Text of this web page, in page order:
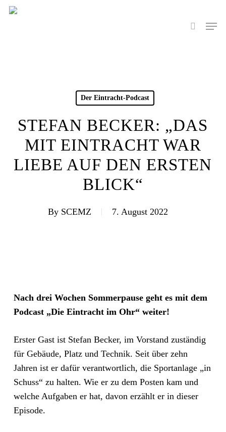
Skip
search
Menu
Der Eintracht-Podcast
STEFAN BECKER: „DAS
MIT EINTRACHT WAR
LIEBE AUF DEN ERSTEN
BLICK“
By SCEMZ 7. August 2022
Nach drei Wochen Sommerpause geht es mit dem
Podcast „Die Eintracht im Ohr“ weiter!
Erster Gast ist Stefan Becker, im Vorstand zuständig
für Gebäude, Platz und Technik. Seit über zehn
Jahren ist er dafür verantwortlich, die Sportanlage „in
Schuss“ zu halten. Wie er zu dem Posten kam und
welche Aufgaben er hat, davon erzählt er in dieser
Episode.